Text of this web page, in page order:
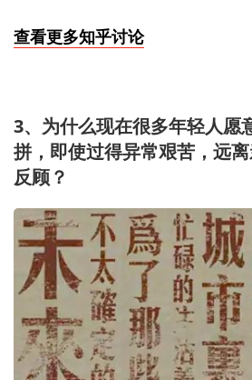
查看更多知乎讨论
3、为什么现在很多年轻人愿
拼，即使过得异常艰苦，远
反顾？